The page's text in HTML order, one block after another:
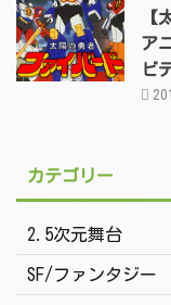
【
ア
ビ
カテゴリー
2.5次元舞台
SF/ファンタジー